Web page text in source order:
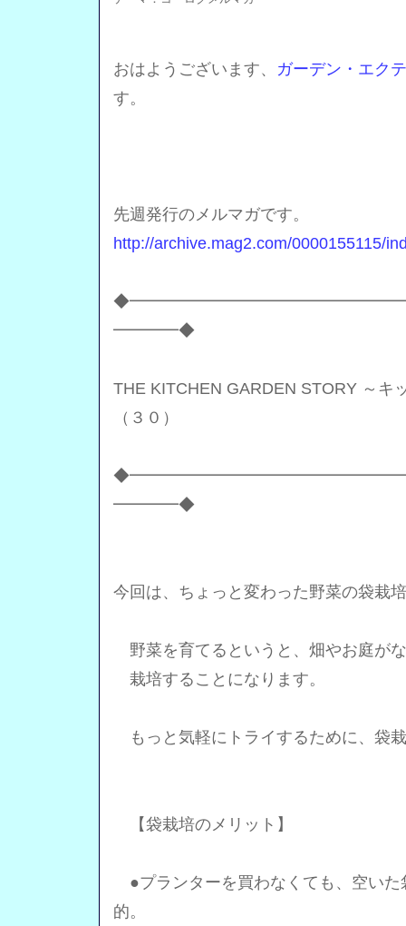
おはようございます、 ガーデン・エク
す。
先週発行のメルマガです。
http://archive.mag2.com/0000155115/
━━━━◆
THE KITCHEN GARDEN STORY ～キ
（３０）
━━━━◆
今回は、ちょっと変わった野菜の袋栽
野菜を育てるというと、畑やお庭が
栽培することになります。
もっと気軽にトライするために、袋
【袋栽培のメリット】
●プランターを買わなくても、空いた
的。